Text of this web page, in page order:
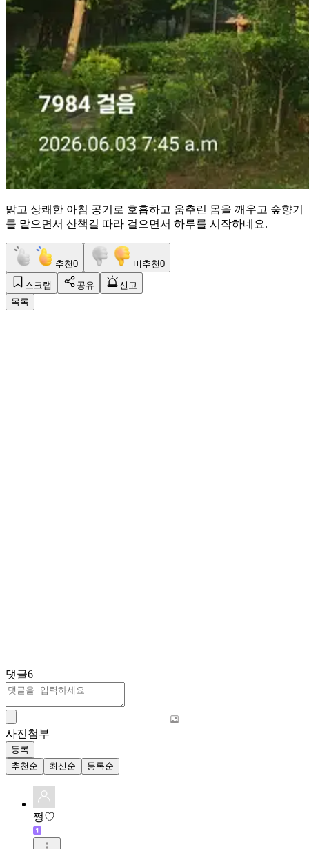
맑고 상쾌한 아침 공기로 호흡하고 움추린 몸을 깨우고 숲향기
를 맡으면서 산책길 따라 걸으면서 하루를 시작하네요.
추천0 비추천0
스크랩 공유
신고
목록
댓글6
사진첨부
등록
추천순
최신순 등록순
쩡♡